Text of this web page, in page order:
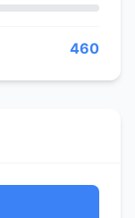
460